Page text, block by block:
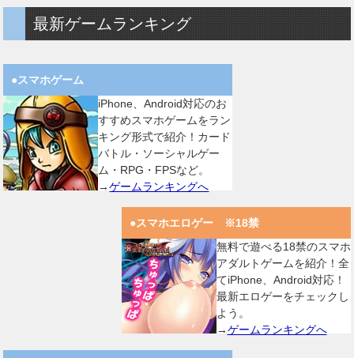
最新ゲームランキング
●スマホゲーム
iPhone、Android対応のお
すすめスマホゲームをラン
キング形式で紹介！カード
バトル・ソーシャルゲー
ム・RPG・FPSなど。
→ゲームランキングへ
●スマホエロゲー ※18禁
無料で遊べる18禁のスマホ
アダルトゲームを紹介！全
てiPhone、Android対応！
最新エロゲーをチェックし
よう。
→ゲームランキングへ